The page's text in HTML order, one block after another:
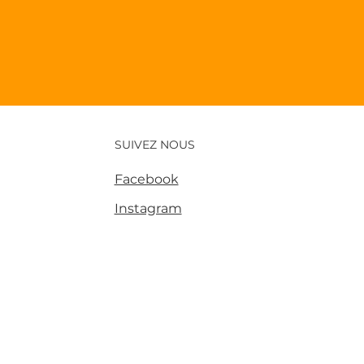
SUIVEZ NOUS
Facebook
Instagram